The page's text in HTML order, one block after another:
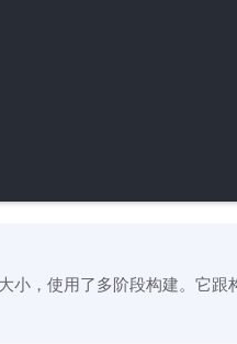
小，使用了多阶段构建。它